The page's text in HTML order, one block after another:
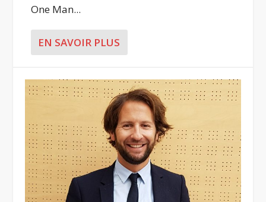
One Man...
EN SAVOIR PLUS